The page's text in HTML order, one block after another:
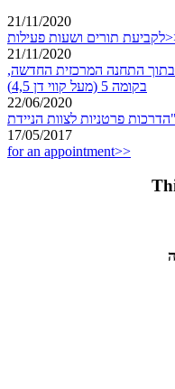
21/11/2020
פעילות>>
21/11/2020
המרפאה: רחוב לוינסקי 108, בתוך התחנה המרכזית החדשה,
בקומה 5 (מעל קווי דן 4,5)
22/06/2020
17/05/2017
for an appointment>>